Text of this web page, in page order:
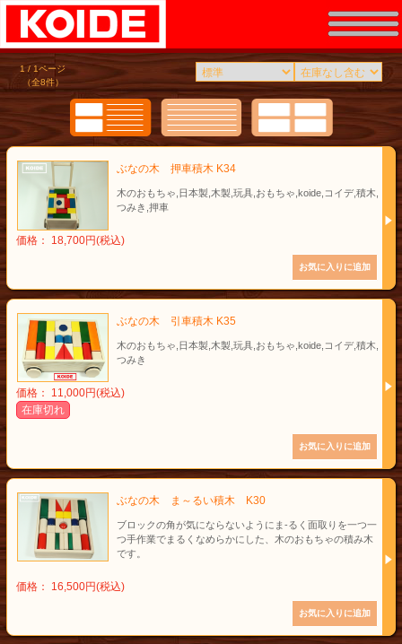
1 / 1ページ
（全8件）
ぶなの木 押車積木 K34
木のおもちゃ,日本製,木製,玩具,おもちゃ,koide,コイデ,積木,
つみき,押車
価格： 18,700円(税込)
ぶなの木 引車積木 K35
木のおもちゃ,日本製,木製,玩具,おもちゃ,koide,コイデ,積木,
つみき
価格： 11,000円(税込)
在庫切れ
ぶなの木 ま～るい積木 K30
ブロックの角が気にならないようにま-るく面取りを一つ一
つ手作業でまるくなめらかにした、木のおもちゃの積み木
です。
価格： 16,500円(税込)